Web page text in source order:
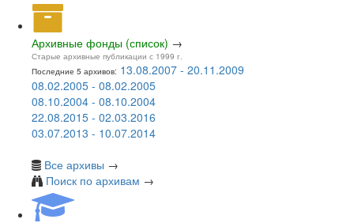
Архивные фонды (список) →
Старые архивные публикации с 1999 г.
Последние 5 архивов: 13.08.2007 - 20.11.2009
08.02.2005 - 08.02.2005
08.10.2004 - 08.10.2004
22.08.2015 - 02.03.2016
03.07.2013 - 10.07.2014
Все архивы →
Поиск по архивам →